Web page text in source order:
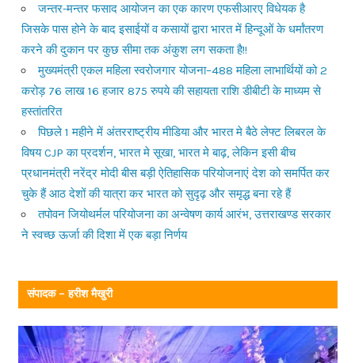
जन्तर-मन्तर फसाद आयोजन का एक कारण एफसीआरए विधेयक है
जिसके पास होने के बाद इसाईयों व कसायों द्वारा भारत में हिन्दूओं के धर्मांतरण
करने की दुकान पर कुछ सीमा तक अंकुश लग सकता है!!
मुख्यमंत्री एकल महिला स्वरोजगार योजना–488 महिला लाभार्थियों को 2
करोड़ 76 लाख 16 हजार 875 रुपये की सहायता राशि डीबीटी के माध्यम से
हस्तांतरित
पिछले 1 महीने में अंतरराष्ट्रीय मीडिया और भारत मे बैठे लेफ्ट लिबरल के
विषय CJP का प्रदर्शन, भारत मे सूखा, भारत मे बाढ़, लेकिन इसी बीच
प्रधानमंत्री नरेंद्र मोदी बीस बड़ी ऐतिहासिक परियोजनाएं देश को समर्पित कर
चुके हैं आठ देशों की यात्रा कर भारत को सुदृढ़ और समृद्ध बना रहे हैं
तपोवन जियोथर्मल परियोजना का अन्वेषण कार्य आरंभ, उत्तराखण्ड सरकार
ने स्वच्छ ऊर्जा की दिशा में एक बड़ा निर्णय
संपादक – हरीश मैखुरी